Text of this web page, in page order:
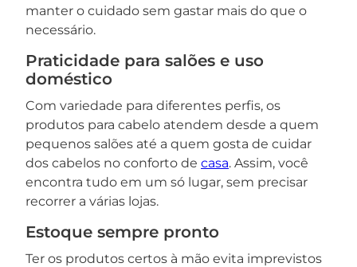
manter o cuidado sem gastar mais do que o
necessário.
Praticidade para salões e uso
doméstico
Com variedade para diferentes perfis, os
produtos para cabelo atendem desde a quem
pequenos salões até a quem gosta de cuidar
dos cabelos no conforto de casa. Assim, você
encontra tudo em um só lugar, sem precisar
recorrer a várias lojas.
Estoque sempre pronto
Ter os produtos certos à mão evita imprevistos